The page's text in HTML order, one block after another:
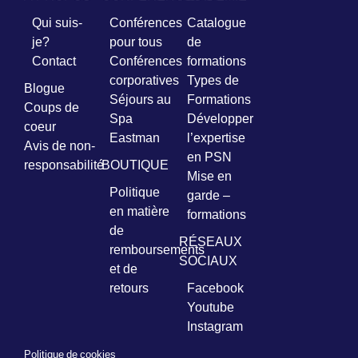
Qui suis-
je?
Contact
Blogue
Coups de
coeur
Avis de non-
responsabilité
Conférences
pour tous
Conférences
corporatives
Séjours au
Spa
Eastman
BOUTIQUE
Politique
en matière
de
remboursements
et de
retours
Catalogue
de
formations
Types de
Formations
Développer
l’expertise
en PSN
Mise en
garde –
formations
RÉSEAUX
SOCIAUX
Facebook
Youtube
Instagram
Politique de cookies
Prénom
*
Courriel
*
Vous
pourrez
vous